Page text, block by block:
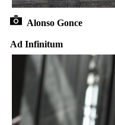
Alonso Gonce
Ad Infinitum